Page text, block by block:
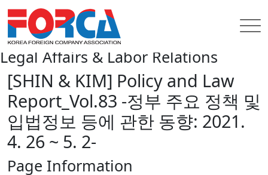
Legal Affairs & Labor Relations
Legal Affairs & Labor Relations
[SHIN & KIM] Policy and Law
Report_Vol.83 -정부 주요 정책 및
입법정보 등에 관한 동향: 2021.
4. 26 ~ 5. 2-
Page Information